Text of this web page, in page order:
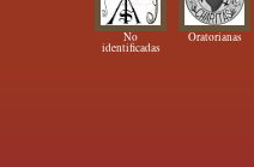
No
identificadas
Oratorianas